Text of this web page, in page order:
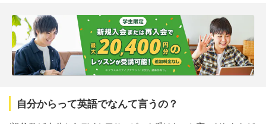
自分からって英語でなんて言うの？